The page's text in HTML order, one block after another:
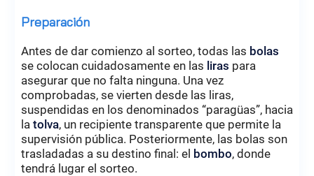
Preparación
Antes de dar comienzo al sorteo, todas las bolas
se colocan cuidadosamente en las liras para
asegurar que no falta ninguna. Una vez
comprobadas, se vierten desde las liras,
suspendidas en los denominados “paragüas”, hacia
la tolva, un recipiente transparente que permite la
supervisión pública. Posteriormente, las bolas son
trasladadas a su destino final: el bombo, donde
tendrá lugar el sorteo.